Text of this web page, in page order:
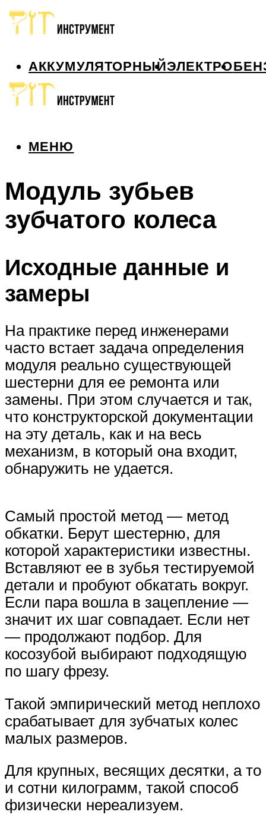
АККУМУЛЯТОРНЫЙЭЛЕКТРО
МЕНЮ
МЕНЮ
Модуль зубьев
зубчатого колеса
Исходные данные и
замеры
На практике перед инженерами
часто встает задача определения
модуля реально существующей
шестерни для ее ремонта или
замены. При этом случается и так,
что конструкторской документации
на эту деталь, как и на весь
механизм, в который она входит,
обнаружить не удается.
Самый простой метод — метод
обкатки. Берут шестерню, для
которой характеристики известны.
Вставляют ее в зубья тестируемой
детали и пробуют обкатать вокруг.
Если пара вошла в зацепление —
значит их шаг совпадает. Если нет
— продолжают подбор. Для
косозубой выбирают подходящую
по шагу фрезу.
Такой эмпирический метод неплохо
срабатывает для зубчатых колес
малых размеров.
Для крупных, весящих десятки, а то
и сотни килограмм, такой способ
физически нереализуем.